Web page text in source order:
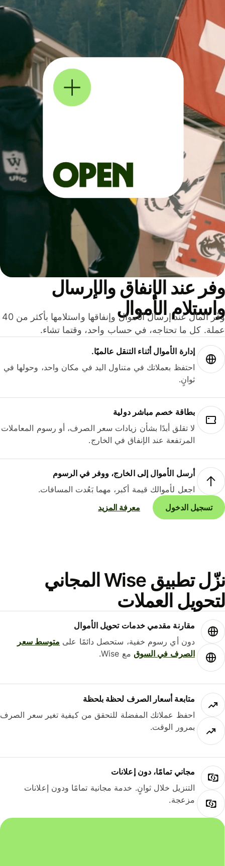
عند الإنفاق والإرسال
الأموال
وفّر المال عند إرسال الأموال وإنفاقها واستلامها بأكثر من 40
كل ما تحتاجه، في حساب واحد، وقتما تشاء.
إدارة الأموال أثناء التنقل عالميًا.
احتفظ بعملاتك في متناول اليد في مكان واحد، وحولها في
ثوانٍ.
بطاقة خصم مباشر دولية
لا تقلق أبدًا بشأن زيادات سعر الصرف، أو رسوم المعاملات
المرتفعة عند الإنفاق في الخارج.
أرسل الأموال إلى الخارج، ووفر في الرسوم
اجعل لأموالك قيمة أكبر، مهما بَعُدت المسافات.
تسجيل الدخول
معرفة المزيد
نزّل تطبيق Wise المجاني
العملات
مقارنة مقدمي خدمات تحويل الأموال
دون أي رسوم خفية، ستحصل دائمًا علىمتوسط ​​سعر
الصرف في السوقمع Wise.
متابعة أسعار الصرف لحظة بلحظة
احفظ عملاتك المفضلة للتحقق من كيفية تغير سعر الصرف
بمرور الوقت.
مجاني تمامًا، دون إعلانات
التنزيل خلال ثوانٍ. خدمة مجانية تمامًا ودون إعلانات
مزعجة.